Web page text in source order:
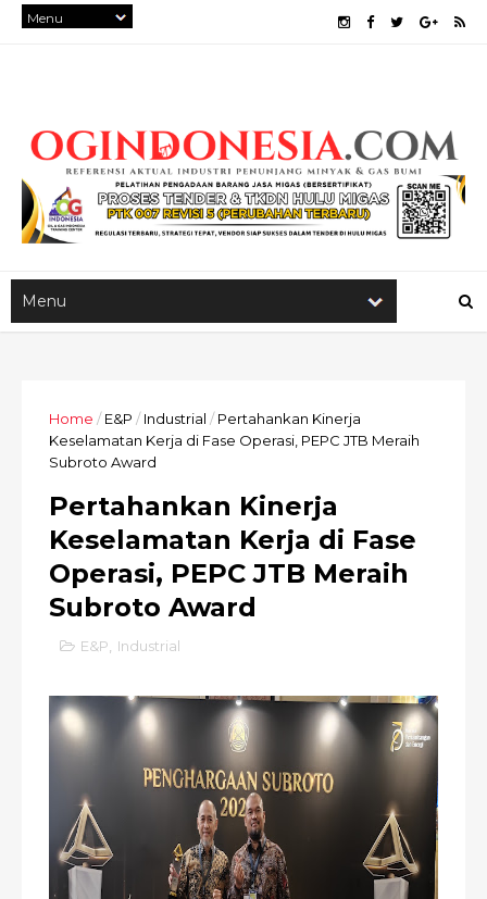
Home / E&P / Industrial / Pertahankan Kinerja
Keselamatan Kerja di Fase Operasi, PEPC JTB Meraih
Subroto Award
Pertahankan Kinerja
Keselamatan Kerja di Fase
Operasi, PEPC JTB Meraih
Subroto Award
E&P, Industrial